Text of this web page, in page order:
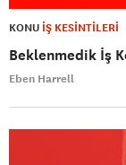
KONU İŞ KESİNTİLERİ
Beklenmedik İş
Eben Harrell